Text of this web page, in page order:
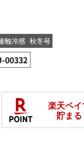
触冷感 秋冬号
00332